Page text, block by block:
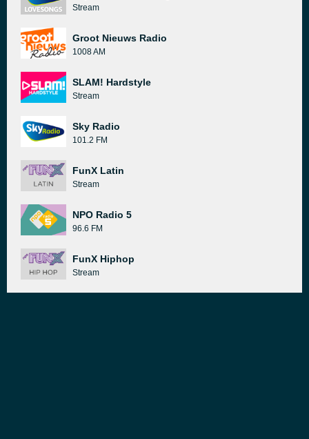
Stream
Groot Nieuws Radio
1008 AM
SLAM! Hardstyle
Stream
Sky Radio
101.2 FM
FunX Latin
Stream
NPO Radio 5
96.6 FM
FunX Hiphop
Stream